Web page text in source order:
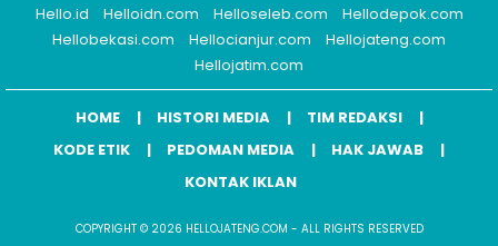
Hello.id
Helloidn.com Helloseleb.com
Hellodepok.com
Hellobekasi.com
Hellocianjur.com
Hellojateng.com
Hellojatim.com
HOME HISTORI MEDIA
TIM REDAKSI
KODE ETIK
PEDOMAN MEDIA
HAK JAWAB
KONTAK IKLAN
COPYRIGHT © 2026 HELLOJATENG.COM - ALL RIGHTS RESERVED